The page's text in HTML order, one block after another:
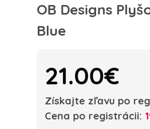
OB Designs
Blue
21.00€
Získajte zľavu po
Cena po registrácii: